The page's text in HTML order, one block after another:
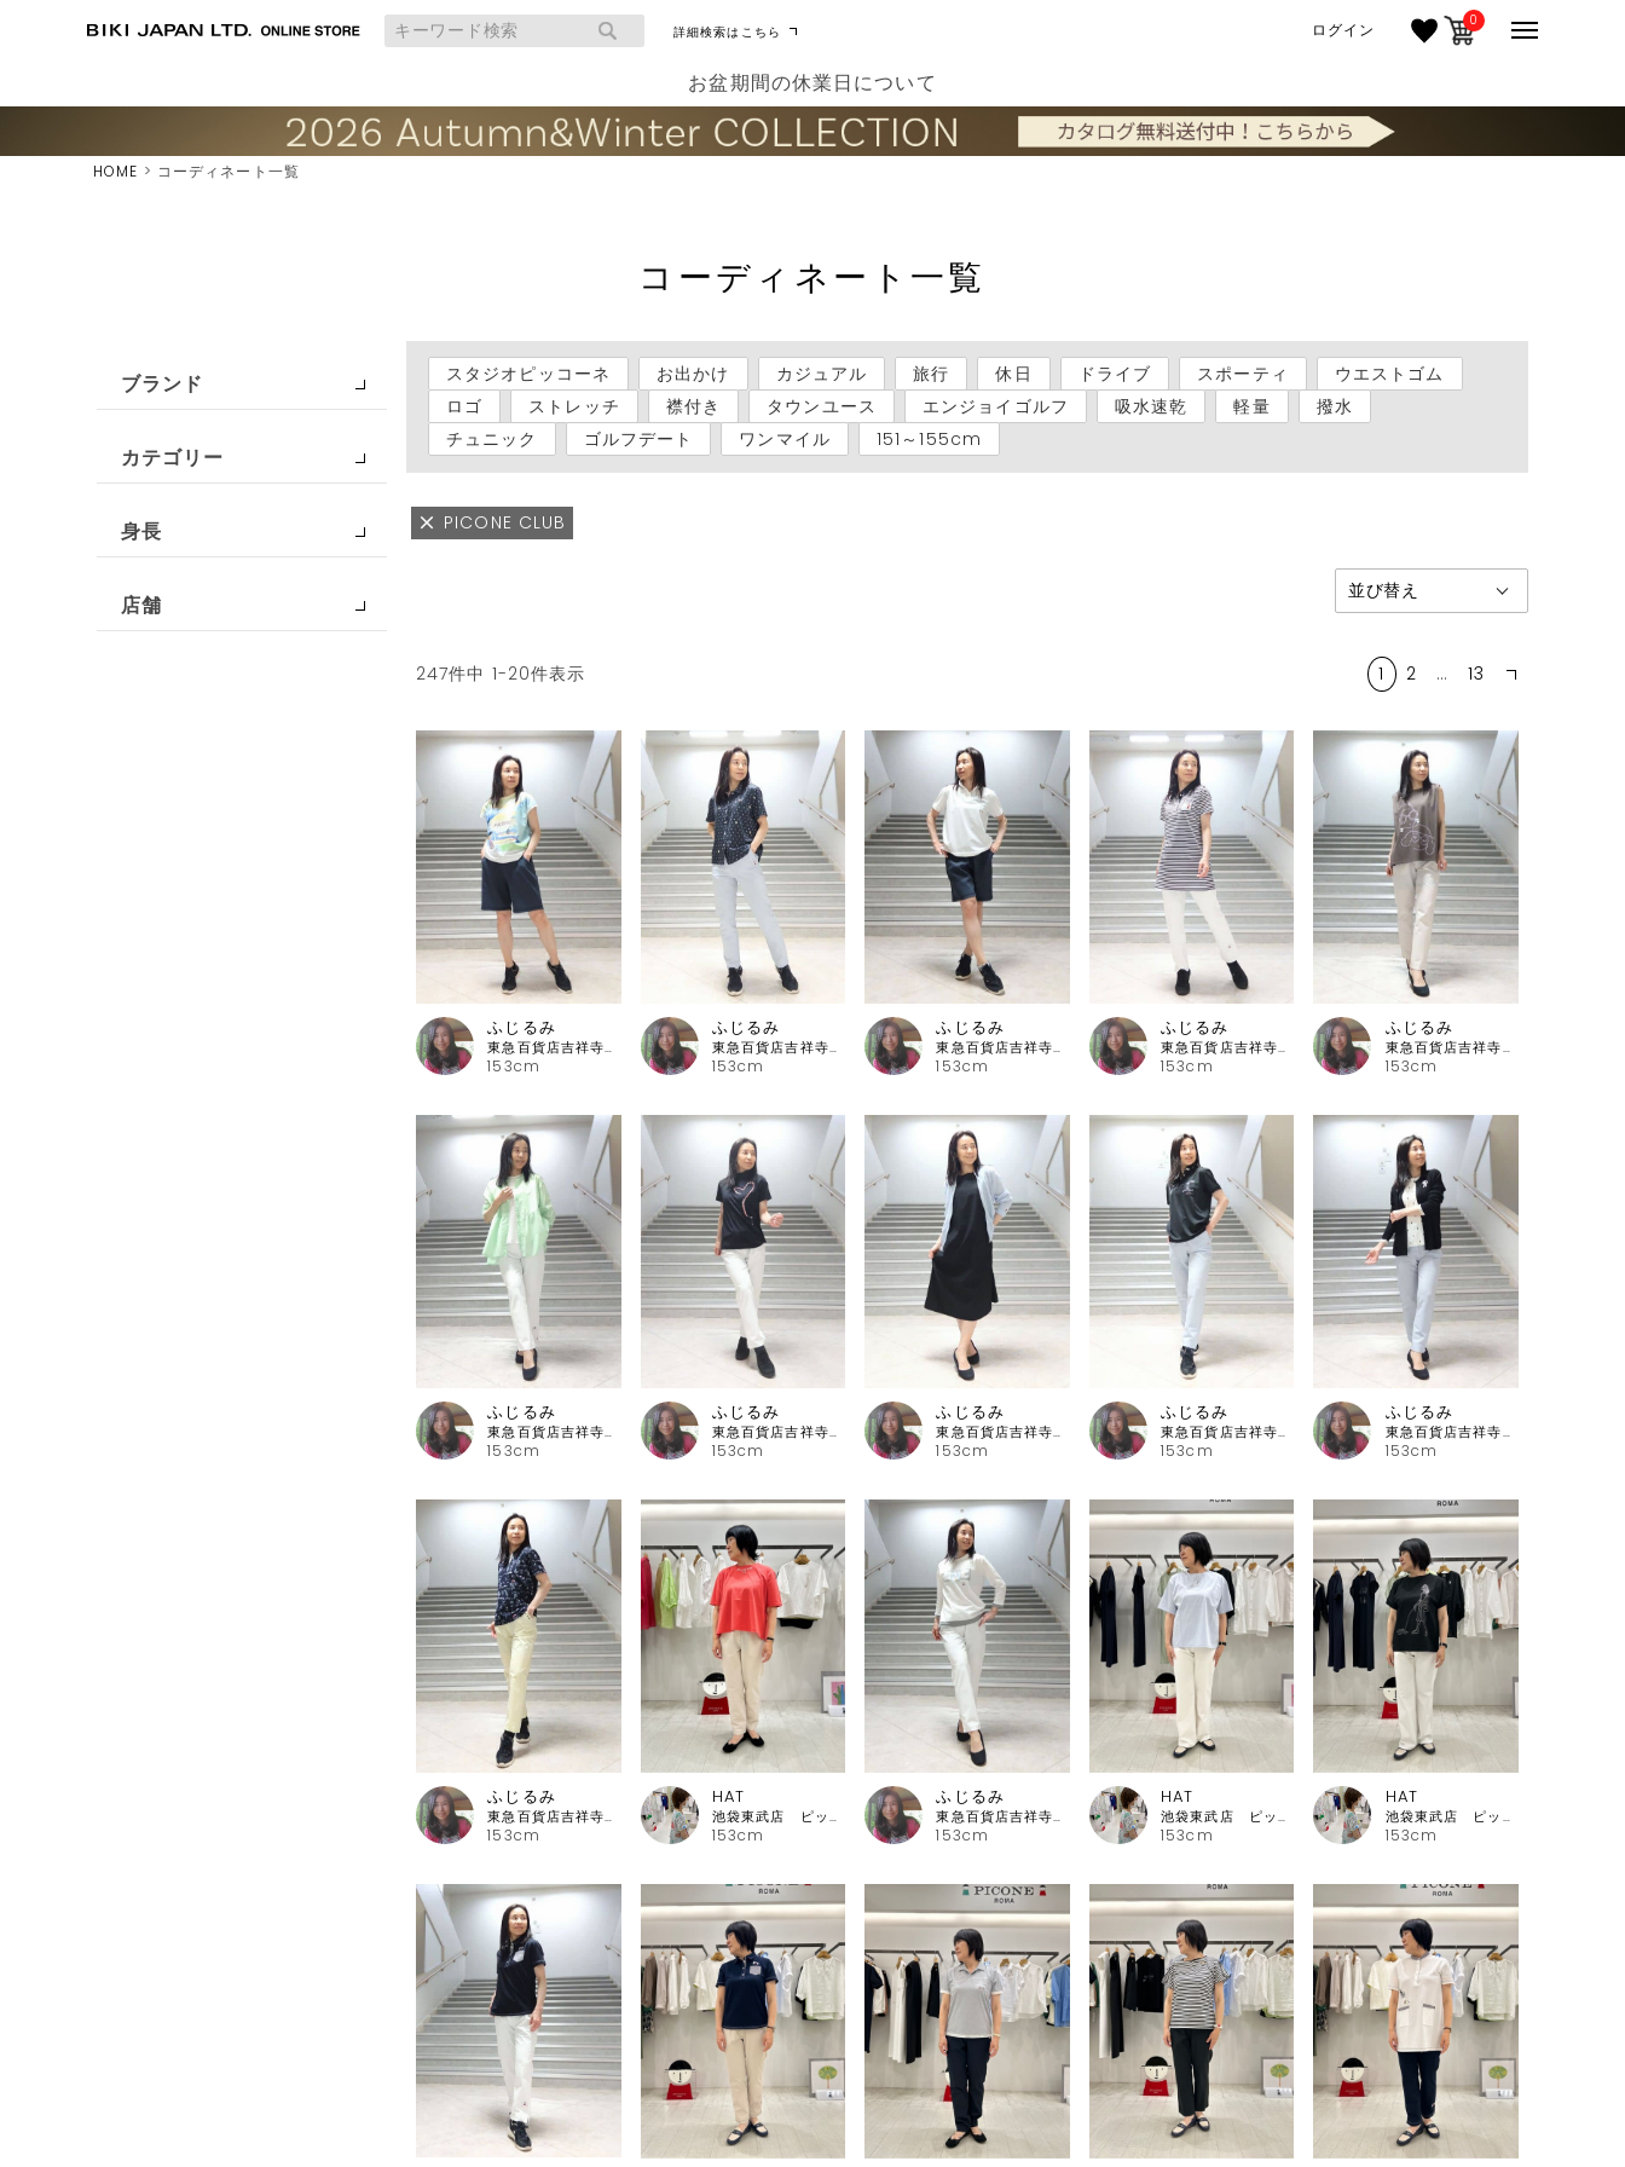
詳細検索はこちら ログイン 0
お盆期間の休業日について
HOME コーディネート一覧
コーディネート一覧
ブランド
カテゴリー
身長
店舗
スタジオピッコーネ お出かけ カジュアル 旅行 休日 ドライブ スポーティ
ウエストゴム
ロゴ
ストレッチ 襟付き タウンユース エンジョイゴルフ 吸水速乾 軽量
撥水
チュニック
ゴルフデート ワンマイル 151～155cm
PICONE CLUB
247件中 1-20件表示 1 2 … 13
153cm
ふじるみ
東急百貨店吉祥寺店 ピッコーネ
153cm
ふじるみ
東急百貨店吉祥寺店 ピッコーネ
153cm
ふじるみ
東急百貨店吉祥寺店 ピッコーネ
153cm
ふじるみ
東急百貨店吉祥寺店 ピッコーネ
153cm
ふじるみ
東急百貨店吉祥寺店 ピッコーネ
153cm
ふじるみ
東急百貨店吉祥寺店 ピッコーネ
153cm
ふじるみ
東急百貨店吉祥寺店 ピッコーネ
153cm
ふじるみ
東急百貨店吉祥寺店 ピッコーネ
153cm
ふじるみ
東急百貨店吉祥寺店 ピッコーネ
153cm
ふじるみ
東急百貨店吉祥寺店 ピッコーネ
153cm
ふじるみ
東急百貨店吉祥寺店 ピッコーネ
153cm
HAT
池袋東武店 ピッコーネ・ピッコーネクラブ
153cm
ふじるみ
東急百貨店吉祥寺店 ピッコーネ
153cm
HAT
池袋東武店 ピッコーネ・ピッコーネクラブ
153cm
HAT
池袋東武店 ピッコーネ・ピッコーネクラブ